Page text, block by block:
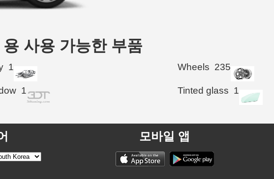
사용 가능한 부품
1 Wheels 235
1 Tinted glass 1
모바일 앱